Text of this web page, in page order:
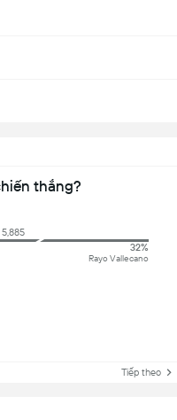
thắng?
32%
Rayo Vallecano
Tiếp theo